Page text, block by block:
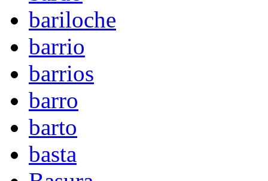
bariloche
barrio
barrios
barro
barto
basta